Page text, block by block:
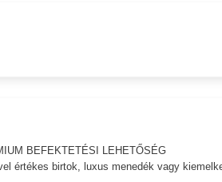
BEFEKTETÉSI LEHETŐSÉG
értékes birtok, luxus menedék vagy